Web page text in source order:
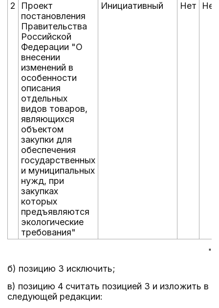
2
Проект
постановления
Правительства
Российской
Федерации "О
внесении
изменений в
особенности
описания
отдельных
видов товаров,
являющихся
объектом
закупки для
обеспечения
государственных
и муниципальных
нужд, при
закупках
которых
предъявляются
экологические
требования"
Инициативный Нет Нет
"
б) позицию 3 исключить;
в) позицию 4 считать позицией 3 и изложить в
следующей редакции: